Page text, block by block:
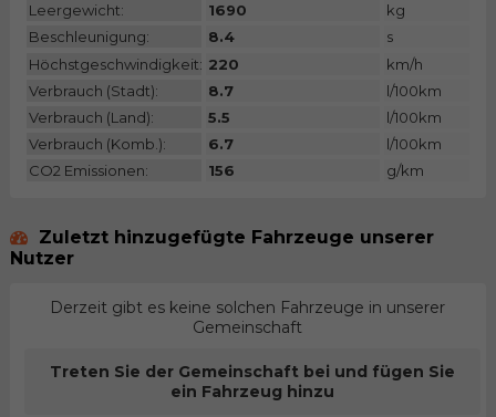
Leergewicht: 1690
kg
Beschleunigung:
8.4
s
Höchstgeschwindigkeit: 220
km/h
Verbrauch (Stadt):
8.7
l/100km
Verbrauch (Land):
5.5
l/100km
Verbrauch (Komb.):
6.7
l/100km
CO2 Emissionen:
156 g/km
Zuletzt hinzugefügte Fahrzeuge unserer
Nutzer
Derzeit gibt es keine solchen Fahrzeuge in unserer
Gemeinschaft
Treten Sie der Gemeinschaft bei und fügen Sie
ein Fahrzeug hinzu